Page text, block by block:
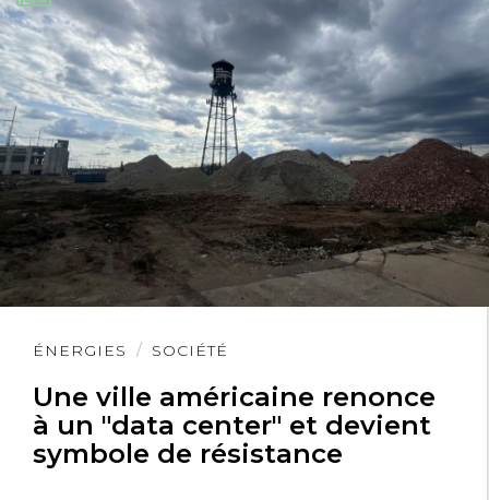
ÉNERGIES SOCIÉTÉ
Une ville américaine renonce
à un "data center" et devient
symbole de résistance
Lire